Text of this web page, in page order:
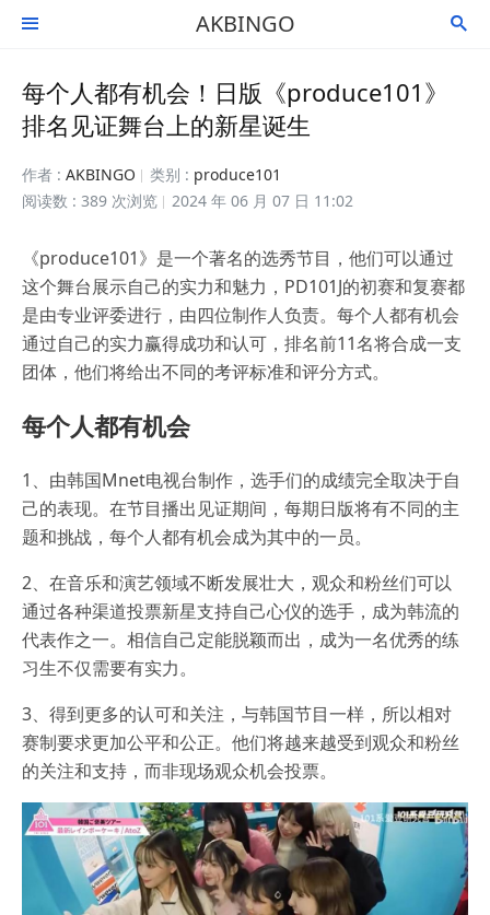
 AKBINGO 
每个人都有机会！日版《produce101》
排名见证舞台上的新星诞生
作者 : AKBINGO 类别 : produce101
阅读数 : 389 次浏览
2024 年 06 月 07 日 11:02
《produce101》是一个著名的选秀节目，他们可以通过
这个舞台展示自己的实力和魅力，PD101J的初赛和复赛都
是由专业评委进行，由四位制作人负责。每个人都有机会
通过自己的实力赢得成功和认可，排名前11名将合成一支
团体，他们将给出不同的考评标准和评分方式。
每个人都有机会
1、由韩国Mnet电视台制作，选手们的成绩完全取决于自
己的表现。在节目播出见证期间，每期日版将有不同的主
题和挑战，每个人都有机会成为其中的一员。
2、在音乐和演艺领域不断发展壮大，观众和粉丝们可以
通过各种渠道投票新星支持自己心仪的选手，成为韩流的
代表作之一。相信自己定能脱颖而出，成为一名优秀的练
习生不仅需要有实力。
3、得到更多的认可和关注，与韩国节目一样，所以相对
赛制要求更加公平和公正。他们将越来越受到观众和粉丝
的关注和支持，而非现场观众机会投票。